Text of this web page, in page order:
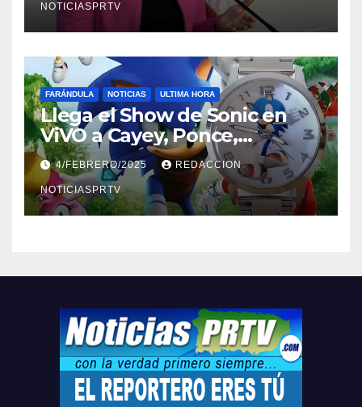
NOTICIASPRTV
FARÁNDULA NOTICIAS ULTIMA HORA
Llega el Show de Sonic en
ViVO a Cayey, Ponce,
Barceloneta y Humacao,
Relojes gratis para el que
compre ahora….
4/FEBRERO/2025 REDACCION
NOTICIASPRTV